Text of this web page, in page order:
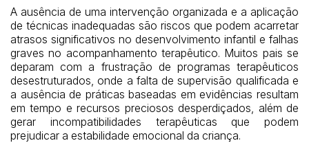
A ausência de uma intervenção organizada e a aplicação
de técnicas inadequadas são riscos que podem acarretar
atrasos significativos no desenvolvimento infantil e falhas
graves no acompanhamento terapêutico. Muitos pais se
deparam com a frustração de programas terapêuticos
desestruturados, onde a falta de supervisão qualificada e
a ausência de práticas baseadas em evidências resultam
em tempo e recursos preciosos desperdiçados, além de
gerar incompatibilidades terapêuticas que podem
prejudicar a estabilidade emocional da criança.